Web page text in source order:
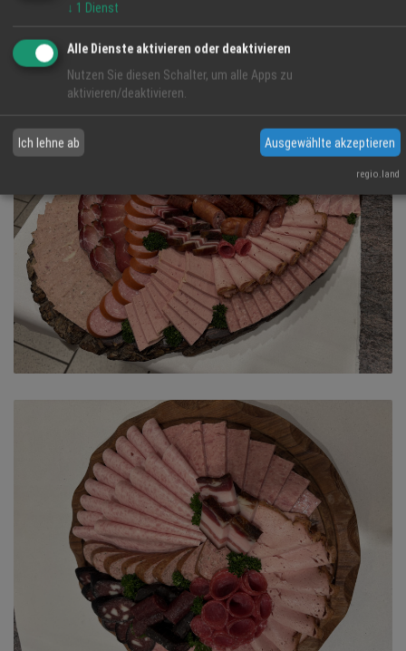
↓ 1 Dienst
Alle Dienste aktivieren oder deaktivieren
Nutzen Sie diesen Schalter, um alle Apps zu
aktivieren/deaktivieren.
Ich lehne ab Ausgewählte akzeptieren
regio.land